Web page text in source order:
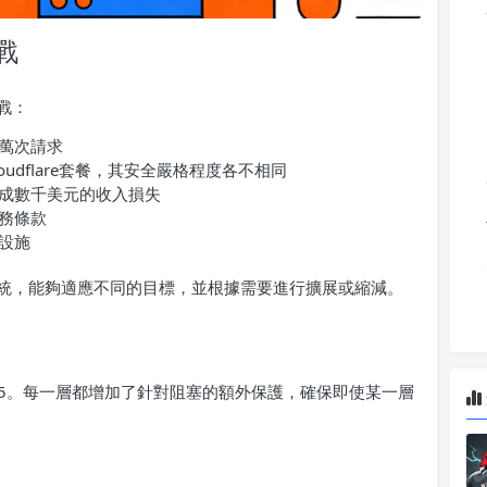
：
次請求
套餐，其安全嚴格程度各不相同
數千美元的收入損失
條款
施
能夠適應不同的目標，並根據需要進行擴展或縮減。
每一層都增加了針對阻塞的額外保護，確保即使某一層